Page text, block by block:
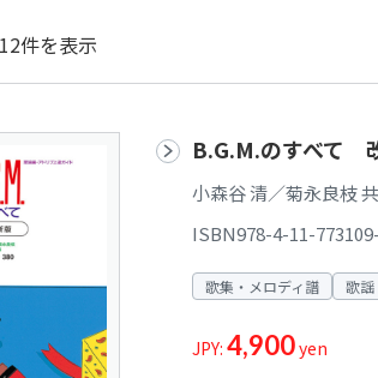
件を表示
B.G.M.のすべて
小森谷 清／菊永良枝
ISBN978-4-11-
歌集・メロディ譜 歌謡
JPY: 4,900yen